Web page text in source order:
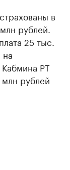
в
рублей.
25 тыс.
РТ
рублей